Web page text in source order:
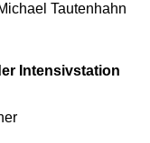
Tautenhahn
Intensivstation